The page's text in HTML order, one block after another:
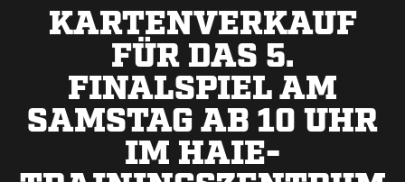
KARTENVERKAUF
FÜR DAS 5.
FINALSPIEL AM
SAMSTAG AB 10 UHR
IM HAIE-